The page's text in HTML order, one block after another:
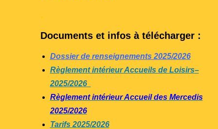
.
Documents et infos à télécharger :
Dossier de renseignements 2025/2026
Règlement intérieur Accueils de Loisirs–
2025/2026
Règlement intérieur Accueil des Mercedis
2025/2026
Tarifs 2025/2026